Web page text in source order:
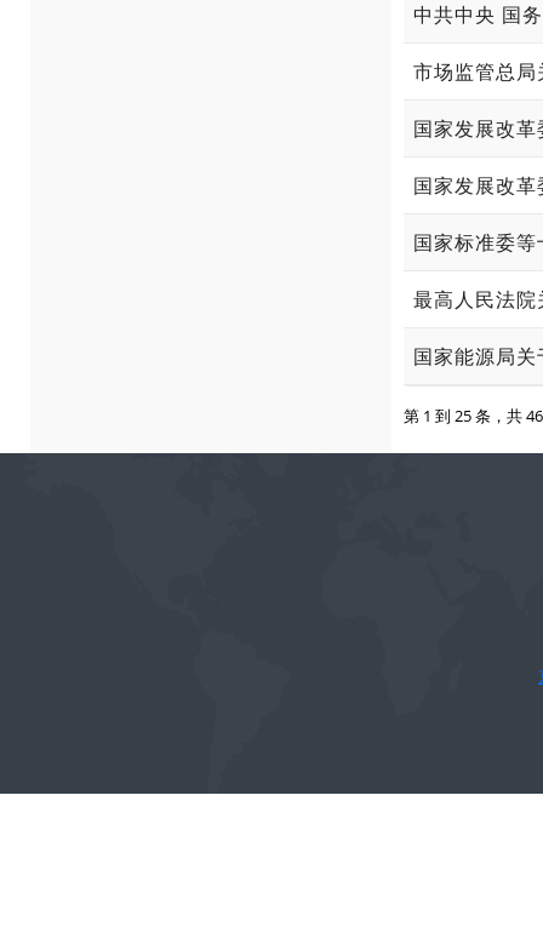
中共中央 国
市场监管总
国家发展改
国家发展改
国家标准委
国家能源局
第 1 到 25 条，共